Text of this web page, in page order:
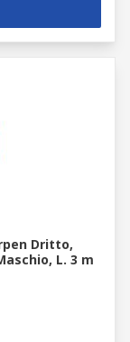
Dritto,
L. 3 m